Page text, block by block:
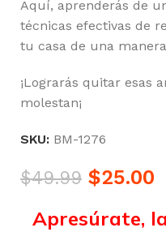
Aquí, aprenderás de
técnicas efectivas de
tu casa de una
¡Lograrás quitar esas
molestan¡
SKU: BM-1276
$49.99 $25.00
Apresúrate,